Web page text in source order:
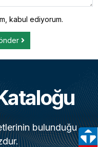
kabul ediyorum.
bulunduğu